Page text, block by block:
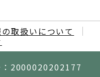
取扱いについて
：2000020202177